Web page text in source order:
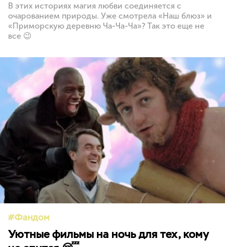
В этих историях магия любви соединяется с
очарованием природы. Уже смотрела «Наш блюз» и
«Приморскую деревню Ча-Ча-Ча»? Так это еще не
все 😉
Фандом
Уютные фильмы на ночь для тех, кому